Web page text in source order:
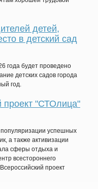
детей,
в детский сад
года будет проведено
детских садов города
год.
проект "СТОлица"
успешных
а также активизации
сферы отдыха и
всестороннего
проект